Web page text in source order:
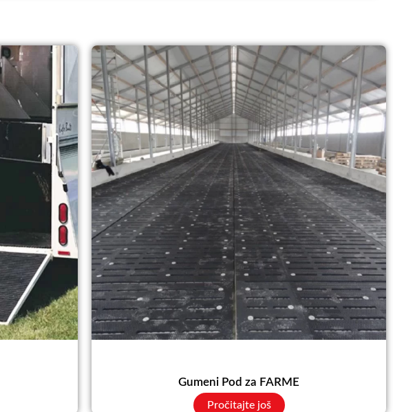
Gumeni Pod za FARME
Pročitajte još